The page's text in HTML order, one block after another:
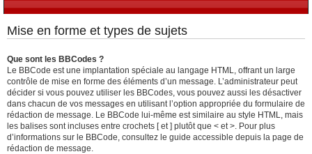
Mise en forme et types de sujets
Que sont les BBCodes ?
Le BBCode est une implantation spéciale au langage HTML, offrant un large
contrôle de mise en forme des éléments d’un message. L’administrateur peut
décider si vous pouvez utiliser les BBCodes, vous pouvez aussi les désactiver
dans chacun de vos messages en utilisant l’option appropriée du formulaire de
rédaction de message. Le BBCode lui-même est similaire au style HTML, mais
les balises sont incluses entre crochets [ et ] plutôt que < et >. Pour plus
d’informations sur le BBCode, consultez le guide accessible depuis la page de
rédaction de message.